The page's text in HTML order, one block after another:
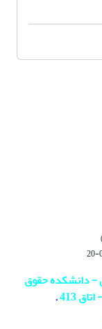
- دانشکده حقوق
.